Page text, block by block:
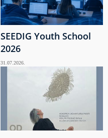
SEEDIG Youth School
2026
31.07.2026.